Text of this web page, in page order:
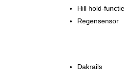
Hill hold-functie
Regensensor
Dakrails